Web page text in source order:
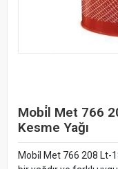
Mobi̇l Met 766
Kesme Yağı
Mobi̇l Met 766 208 Lt-